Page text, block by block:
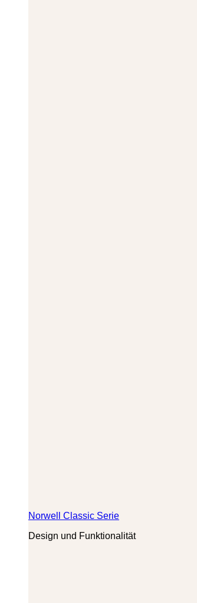
Norwell Classic Serie
Design und Funktionalität